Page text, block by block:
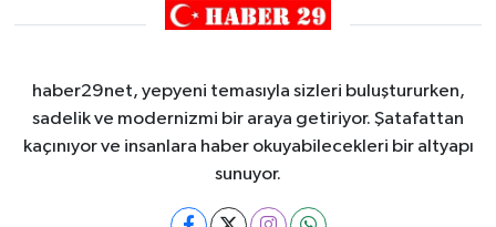
haber29net, yepyeni temasıyla sizleri buluştururken,
sadelik ve modernizmi bir araya getiriyor. Şatafattan
kaçınıyor ve insanlara haber okuyabilecekleri bir altyapı
sunuyor.